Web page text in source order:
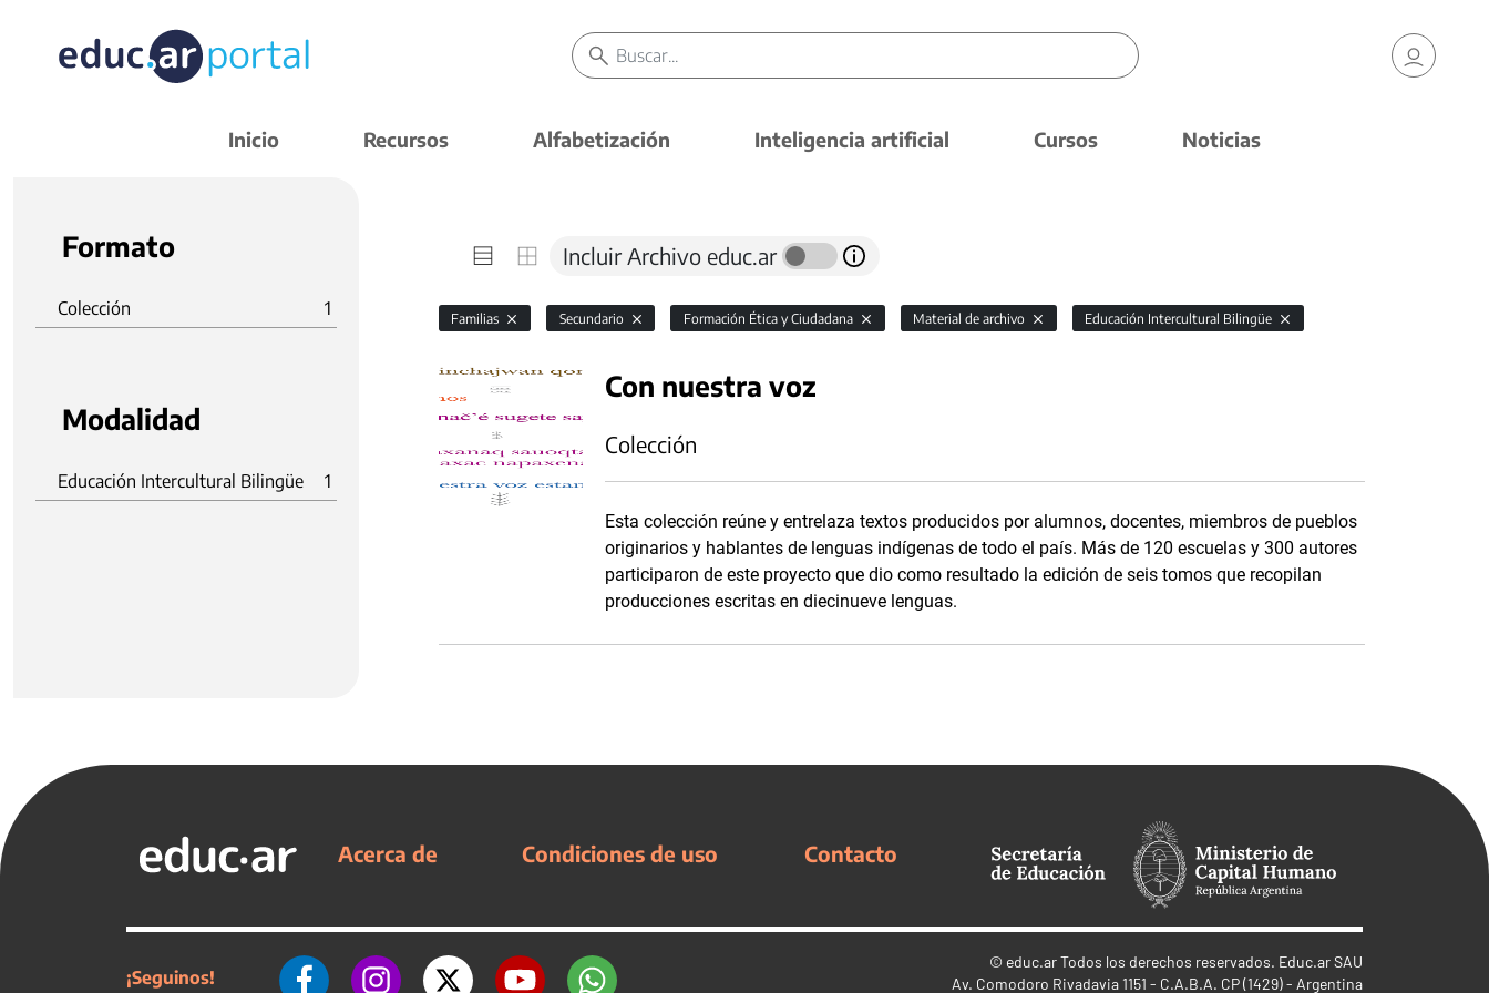
Inicio Recursos Alfabetización Inteligencia artificial Cursos Noticias
Formato
Colección 1
Modalidad
Educación Intercultural Bilingüe 1
Incluir Archivo educ.ar
Familias Secundario Formación Ética y Ciudadana Material de archivo Educación Intercultural Bilingüe
Con nuestra voz
Colección
Esta colección reúne y entrelaza textos producidos por alumnos, docentes, miembros de pueblos
originarios y hablantes de lenguas indígenas de todo el país. Más de 120 escuelas y 300 autores
participaron de este proyecto que dio como resultado la edición de seis tomos que recopilan
producciones escritas en diecinueve lenguas.
Acerca de Condiciones de uso Contacto
¡Seguinos!
© educ.arTodos los derechos reservados. Educ.ar SAU
Av. Comodoro Rivadavia 1151 - C.A.B.A. CP (1429) - Argentina